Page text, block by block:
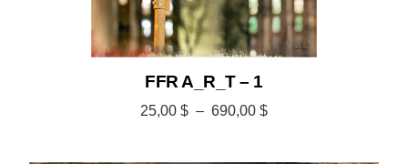
FFR A_R_T – 1
25,00 $ – 690,00 $